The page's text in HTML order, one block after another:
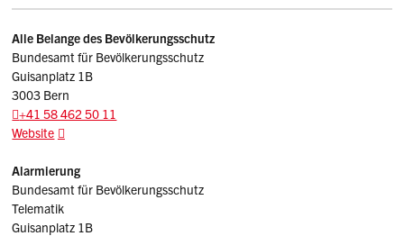
Alle Belange des Bevölkerungsschutz
Bundesamt für Bevölkerungsschutz
Guisanplatz 1B
3003 Bern
+41 58 462 50 11
Website
Alarmierung
Bundesamt für Bevölkerungsschutz
Telematik
Guisanplatz 1B